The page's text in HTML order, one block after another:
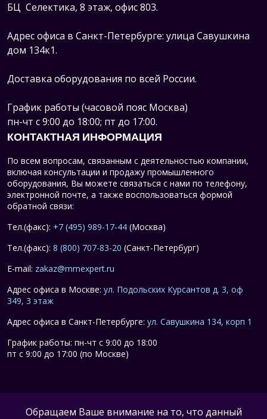
БЦ Селектика, 8 этаж, офис 803.
Адрес офиса в Санкт-Петербурге: улица Савушкина
дом 134к1.
Доставка оборудования по всей России.
График работы (часовой пояс Москва)
пн-чт с 9:00 до 18:00; пт до 17:00.
КОНТАКТНАЯ ИНФОРМАЦИЯ
По всем вопросам, связанным с деятельностью компании,
включая консультации и продажу промышленного
оборудования, Вы можете связаться с нами по телефону,
электронной почте, а также воспользоваться формой
обратной связи:
Тел.(факс): +7 (495) 989-17-44 (Москва)
Тел.(факс): 8 (800) 707-83-20 (Санкт-Петербург)
E-mail: zakaz@mmexpert.ru
Адрес офиса в Москве: ул. Подольских Курсантов д. 3, оф
349, 3 этаж
Адрес офиса в Санкт-Петербурге: ул. Савушкина 134, корп 1
График работы: пн-чт с 9:00 до 18:00
пт с 9:00 до 17:00 (по Москве)
Обращаем Ваше внимание на то, что данный